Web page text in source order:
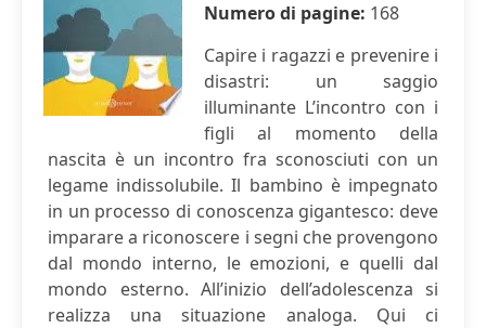
Numero di pagine: 168
Capire i ragazzi e prevenire i
disastri: un saggio
illuminante L’incontro con i
figli al momento della
nascita è un incontro fra sconosciuti con un
legame indissolubile. Il bambino è impegnato
in un processo di conoscenza gigantesco: deve
imparare a riconoscere i segni che provengono
dal mondo interno, le emozioni, e quelli dal
mondo esterno. All’inizio dell’adolescenza si
realizza una situazione analoga. Qui ci